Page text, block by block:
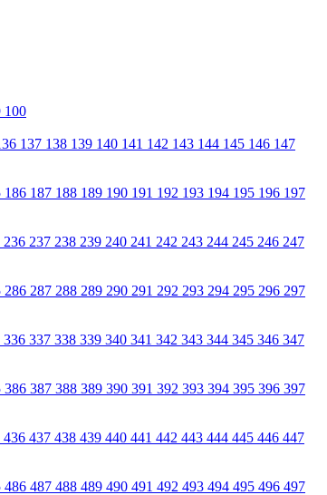
100
137 138 139 140 141 142 143 144 145 146 147
186 187 188 189 190 191 192 193 194 195 196 197
236 237 238 239 240 241 242 243 244 245 246 247
286 287 288 289 290 291 292 293 294 295 296 297
336 337 338 339 340 341 342 343 344 345 346 347
386 387 388 389 390 391 392 393 394 395 396 397
436 437 438 439 440 441 442 443 444 445 446 447
486 487 488 489 490 491 492 493 494 495 496 497